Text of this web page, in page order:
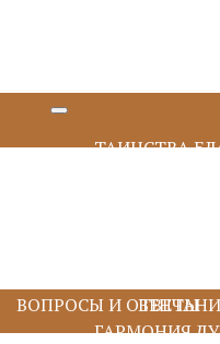
ТАИНСТВА
ГАРМОНИЯ
ВОПРОСЫ И ОТВЕТЫ